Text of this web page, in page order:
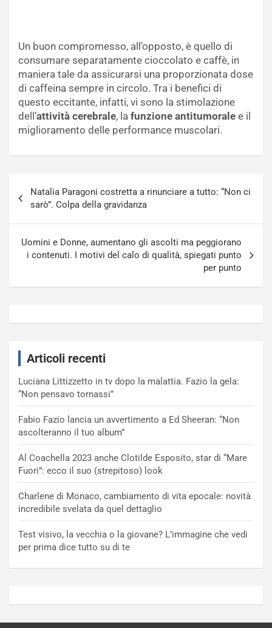
Un buon compromesso, all’opposto, è quello di
consumare separatamente cioccolato e caffè, in
maniera tale da assicurarsi una proporzionata dose
di caffeina sempre in circolo. Tra i benefici di
questo eccitante, infatti, vi sono la stimolazione
dell’attività cerebrale, la funzione antitumorale e il
miglioramento delle performance muscolari.
articoli
Natalia Paragoni costretta a rinunciare a tutto: “Non ci
sarò”. Colpa della gravidanza
Uomini e Donne, aumentano gli ascolti ma peggiorano
i contenuti. I motivi del calo di qualità, spiegati punto
per punto
Articoli recenti
Luciana Littizzetto in tv dopo la malattia. Fazio la gela:
“Non pensavo tornassi”
Fabio Fazio lancia un avvertimento a Ed Sheeran: “Non
ascolteranno il tuo album”
Al Coachella 2023 anche Clotilde Esposito, star di “Mare
Fuori”: ecco il suo (strepitoso) look
Charlene di Monaco, cambiamento di vita epocale: novità
incredibile svelata da quel dettaglio
Test visivo, la vecchia o la giovane? L’immagine che vedi
per prima dice tutto su di te